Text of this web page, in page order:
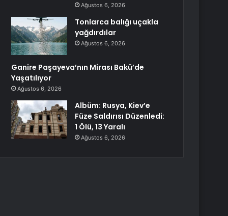
Ağustos 6, 2026
Tonlarca balığı uçakla
yağdırdılar
Ağustos 6, 2026
Ganire Paşayeva’nın Mirası Bakü’de
Yaşatılıyor
Ağustos 6, 2026
Albüm: Rusya, Kiev’e
Füze Saldırısı Düzenledi:
1 Ölü, 13 Yaralı
Ağustos 6, 2026